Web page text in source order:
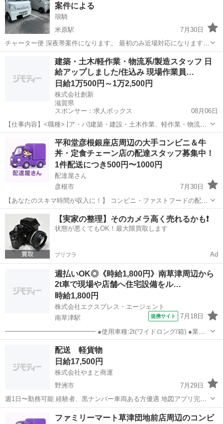
い方でも安心して配送でき...
案件による
琅騎
米原駅
7月30日
チャーター便 深夜帯案件になります。 最初のみ近場対応になります。
2回目以降行き先は選べます。 月一回あるかないか！ 報酬は1万5千
円〜7万 【応募条件】 ・チャーター案件のみ希望の方は、宅配経験...
米原市 米原駅 配送 チャーター便
建築・土木/軽作業・物流系/製造スタッフ 日
給アップしました/住込み 現場作業員…
日給1万500円～1万2,500円
株式会社創新
滋賀県
スポンサー：求人ボックス
08月06日
【仕事内容】<職種> [ア・パ]建築・建設・土木作業、軽作業・物流そ
の他、製造スタッフ(組立・加工等) <雇用形態> アルバイト・パート <
給与> [ア・パ]日給10,500円～12,500円 交通費:一部支給 現場まで無料
送迎あ...
アルバイト・パート
平和堂彦根銀座店周辺の大手コンビニ＆牛
丼・定食チェーン店の配達スタッフ募集中！
1件配送につき500円〜1000円
配達屋さん
彦根市
7月30日
【あなたのスキマ時間が収入に！】 コンビニ・ファストフードの配達
バイト、始めませんか？ アプリで空いた時間にサクッと配達！ 配達す
るかどうかは、オファーを見てその場で自由に決められます♪
―――――――――― ...
滋賀 彦根市 配送 スタッフ
【実家の整理】そのカメラ高く売れるかも❗️
状態が悪くてもOK！最大限買取します
プリフラ Ad
週払いOK◎《時給1,800円》南草津周辺から
2t車で現場や店舗へ住宅設備をル…
時給1,800円
株式会社エクスプレス・エージェント
南草津駅
提携サイト 7月18日
━━━━━━━━━━━━━━ ●使用車種:2t(ワイドロング/箱) ●業務
内容:現場や店舗への住宅設備の配送業務 ●エリア:京都府・滋賀県 ●件
数:1日5〜10件程 ━━━━━━━━━━━━━━
▼.△.▼.△.▼.△.▼...
南草津駅 配送
配送 軽貨物
日給17,500円
株式会社やまと商運
野洲市
7月29日
週1日〜勤務可能 経験者、黒ナンバー車両ある方優遇 地図アプリ完備
土地勘なくてもできます ⛅ドライバー・配送未経験OK！ ⛅日給1万
7500円 ⛅ブランクによるお仕事復帰も応援！ 〈⭐仕事内容⭐〉 物流セ
置き配
ファミリーマート草津団地前店周辺のコンビ